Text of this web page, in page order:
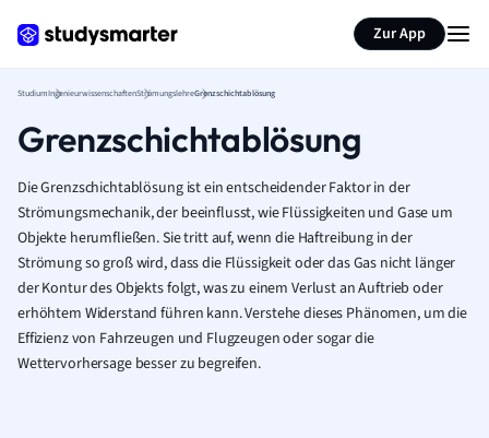
Zur App
StudiumIngenieurwissenschaftenStrömungslehreGrenzschichtablösung
Grenzschichtablösung
Die Grenzschichtablösung ist ein entscheidender Faktor in der
Strömungsmechanik, der beeinflusst, wie Flüssigkeiten und Gase um
Objekte herumfließen. Sie tritt auf, wenn die Haftreibung in der
Strömung so groß wird, dass die Flüssigkeit oder das Gas nicht länger
der Kontur des Objekts folgt, was zu einem Verlust an Auftrieb oder
erhöhtem Widerstand führen kann. Verstehe dieses Phänomen, um die
Effizienz von Fahrzeugen und Flugzeugen oder sogar die
Wettervorhersage besser zu begreifen.